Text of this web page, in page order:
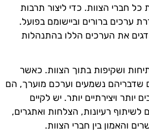
חברי הצוות. כדי ליצור תרבות
ערכים ברורים וביישומם בפועל.
את הערכים הללו בהתנהלות
ושקיפות בתוך הצוות. כאשר
שדבריהם נשמעים וערכם מוערך, הם
יותר ויצירתיים יותר. יש לקיים
לשיתוף רעיונות, הצלחות ואתגרים,
והאמון בין חברי הצוות.